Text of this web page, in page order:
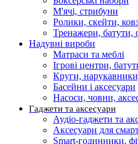
М'ячі, стрибуни
Ролики, скейти,
Тренажери, батути,
Надувні вироби
Матраси та меблі
Ігрові центри,
Круги,
Басейни і аксесуари
Насоси, човни,
Гаджети та аксесуари
Аудіо-гаджети та
Аксесуари для
Smart-годинники,